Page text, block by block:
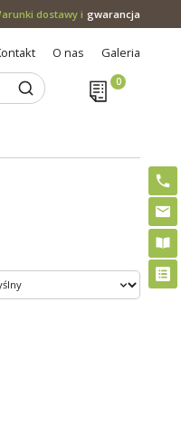
dostawy i gwarancja
O nas Galeria